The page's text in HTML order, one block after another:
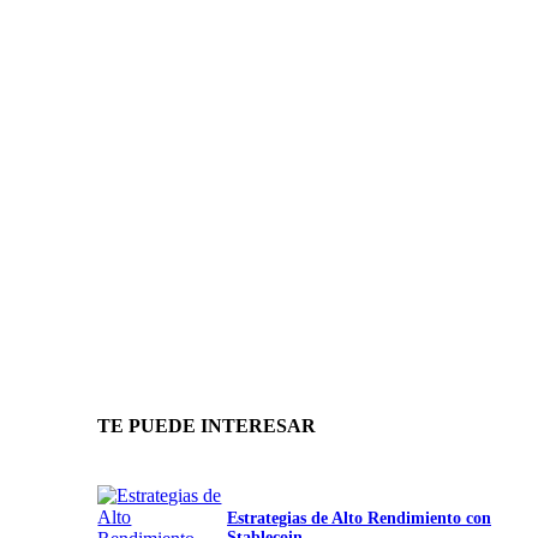
TE PUEDE INTERESAR
Estrategias de Alto Rendimiento con